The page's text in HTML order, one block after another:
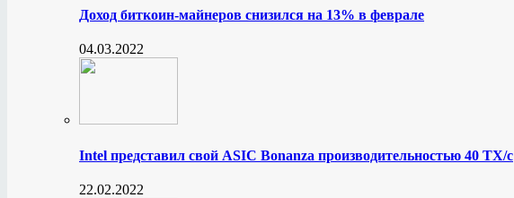
Доход биткоин-майнеров снизился на 13% в феврале
04.03.2022
Intel представил свой ASIC Bonanza производительностью 40 ТХ/с
22.02.2022